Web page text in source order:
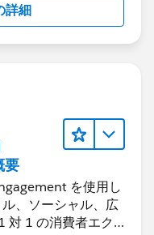
詳細
要
を使用し
、ソーシャル、広
対 1 の消費者エク